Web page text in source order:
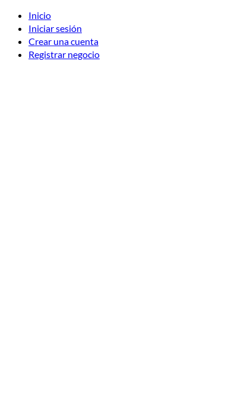
Inicio
Iniciar sesión
Crear una cuenta
Registrar negocio